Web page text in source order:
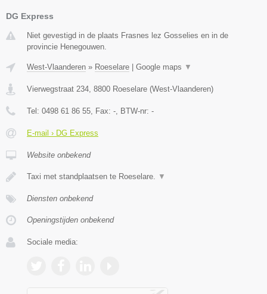
DG Express
Niet gevestigd in de plaats Frasnes lez Gosselies en in de
provincie Henegouwen.
West-Vlaanderen » Roeselare Google maps ▼
Vierwegstraat 234, 8800 Roeselare (West-Vlaanderen)
Tel: 0498 61 86 55, Fax: -, BTW-nr: -
E-mail › DG Express
Website onbekend
Taxi met standplaatsen te Roeselare. ▼
Diensten onbekend
Openingstijden onbekend
Sociale media: